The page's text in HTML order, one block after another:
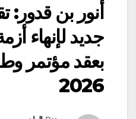
أنور بن قدور:
جديد لإنهاء
بعقد مؤتمر
2026